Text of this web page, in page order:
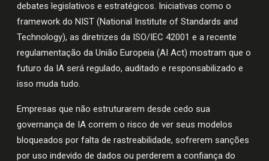
debates legislativos e estratégicos. Iniciativas como o
framework do NIST (National Institute of Standards and
Technology), as diretrizes da ISO/IEC 42001 e a recente
regulamentação da União Europeia (AI Act) mostram que o
futuro da IA será regulado, auditado e responsabilizado e
isso muda tudo.
Empresas que não estruturarem desde cedo sua
governança de IA correm o risco de ver seus modelos
bloqueados por falta de rastreabilidade, sofrerem sanções
por uso indevido de dados ou perderem a confiança do